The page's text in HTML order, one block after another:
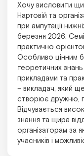
Хочу висловити
Нартовій та
при ампутації
березня 2026.
практично
Особливо цінним
теоретичних знань
прикладами та
– викладач, який
створює дружню,
Відчувається
знання та щира
організаторам за
учасників і